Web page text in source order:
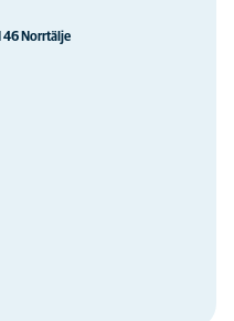
46 Norrtälje